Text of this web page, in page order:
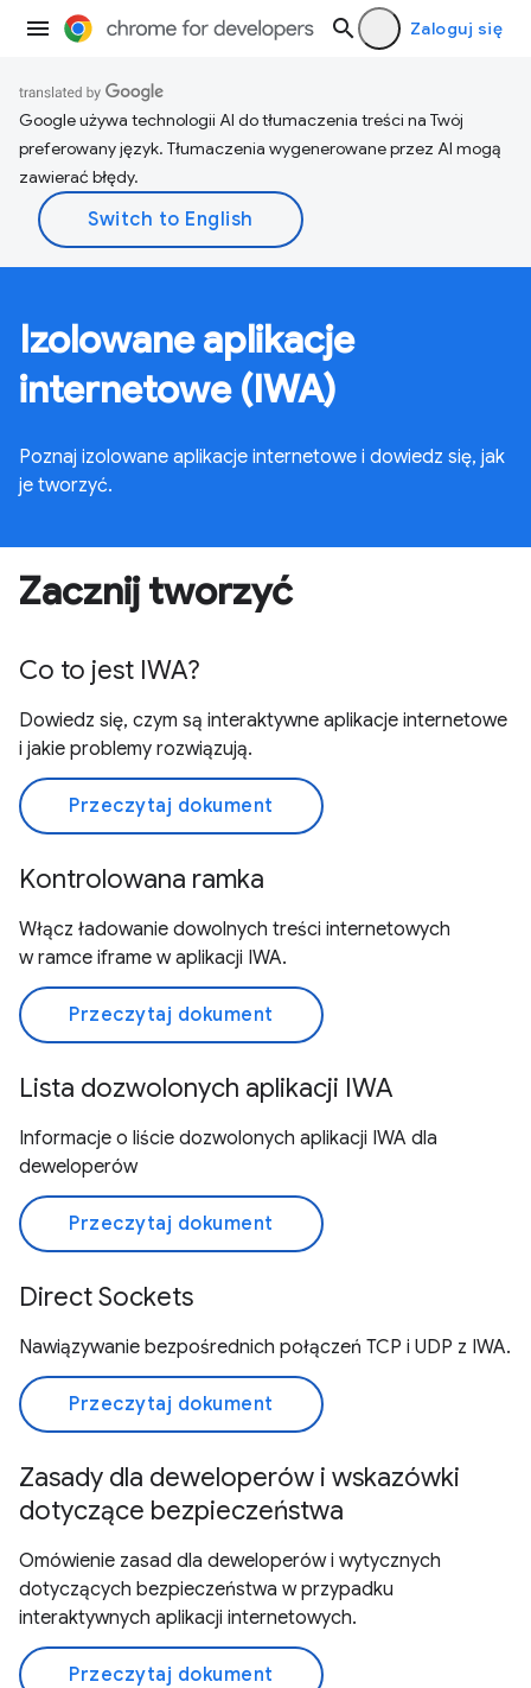
Zaloguj się
Google używa technologii AI do tłumaczenia treści na Twój
preferowany język. Tłumaczenia wygenerowane przez AI mogą
zawierać błędy.
Izolowane aplikacje
internetowe (IWA)
Poznaj izolowane aplikacje internetowe i dowiedz się, jak
je tworzyć.
Zacznij tworzyć
Co to jest IWA?
Dowiedz się, czym są interaktywne aplikacje internetowe
i jakie problemy rozwiązują.
Przeczytaj dokument
Kontrolowana ramka
Włącz ładowanie dowolnych treści internetowych
w ramce iframe w aplikacji IWA.
Przeczytaj dokument
Lista dozwolonych aplikacji IWA
Informacje o liście dozwolonych aplikacji IWA dla
deweloperów
Przeczytaj dokument
Direct Sockets
Nawiązywanie bezpośrednich połączeń TCP i UDP z IWA.
Przeczytaj dokument
Zasady dla deweloperów i wskazówki
dotyczące bezpieczeństwa
Omówienie zasad dla deweloperów i wytycznych
dotyczących bezpieczeństwa w przypadku
interaktywnych aplikacji internetowych.
Przeczytaj dokument